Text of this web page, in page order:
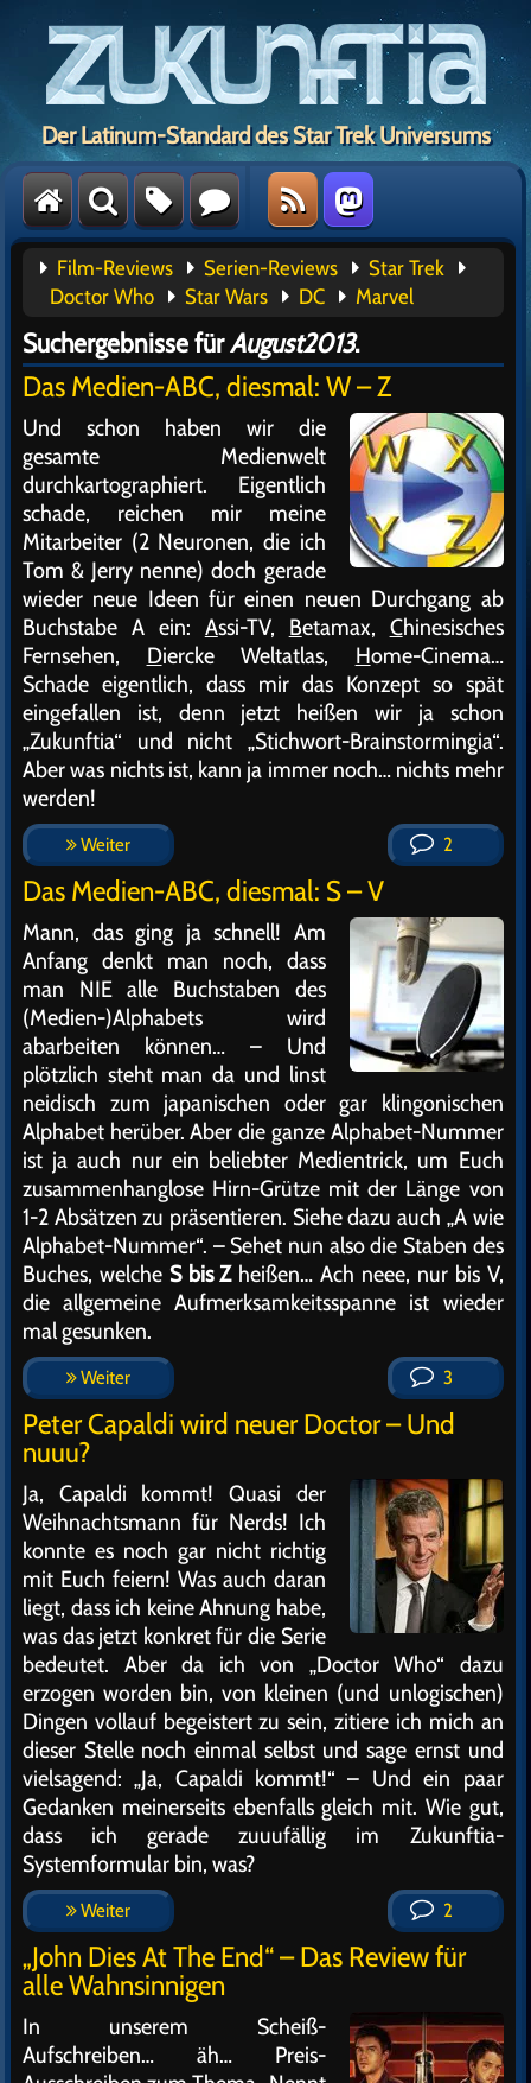
Der Latinum-Standard des Star Trek Universums
Film-Reviews Serien-Reviews
Star Trek
Doctor Who
Star Wars DC Marvel
Suchergebnisse fürAugust2013.
Das Medien-ABC, diesmal: W – Z
Und schon haben wir die
gesamte Medienwelt
durchkartographiert. Eigentlich
schade, reichen mir meine
Mitarbeiter (2 Neuronen, die ich
Tom & Jerry nenne) doch gerade
wieder neue Ideen für einen neuen Durchgang ab
Buchstabe A ein: Assi-TV, Betamax, Chinesisches
Fernsehen, Diercke Weltatlas, Home-Cinema…
Schade eigentlich, dass mir das Konzept so spät
eingefallen ist, denn jetzt heißen wir ja schon
„Zukunftia“ und nicht „Stichwort-Brainstormingia“.
Aber was nichts ist, kann ja immer noch… nichts mehr
werden!
Weiter 2
Das Medien-ABC, diesmal: S – V
Mann, das ging ja schnell! Am
Anfang denkt man noch, dass
man NIE alle Buchstaben des
(Medien-)Alphabets wird
abarbeiten können… – Und
plötzlich steht man da und linst
neidisch zum japanischen oder gar klingonischen
Alphabet herüber. Aber die ganze Alphabet-Nummer
ist ja auch nur ein beliebter Medientrick, um Euch
zusammenhanglose Hirn-Grütze mit der Länge von
1-2 Absätzen zu präsentieren. Siehe dazu auch „A wie
Alphabet-Nummer“. – Sehet nun also die Staben des
Buches, welche S bis Zheißen… Ach neee, nur bis V,
die allgemeine Aufmerksamkeitsspanne ist wieder
mal gesunken.
Weiter 3
Peter Capaldi wird neuer Doctor – Und
nuuu?
Ja, Capaldi kommt! Quasi der
Weihnachtsmann für Nerds! Ich
konnte es noch gar nicht richtig
mit Euch feiern! Was auch daran
liegt, dass ich keine Ahnung habe,
was das jetzt konkret für die Serie
bedeutet. Aber da ich von „Doctor Who“ dazu
erzogen worden bin, von kleinen (und unlogischen)
Dingen vollauf begeistert zu sein, zitiere ich mich an
dieser Stelle noch einmal selbst und sage ernst und
vielsagend: „Ja, Capaldi kommt!“ – Und ein paar
Gedanken meinerseits ebenfalls gleich mit. Wie gut,
dass ich gerade zuuufällig im Zukunftia-
Systemformular bin, was?
Weiter 2
„John Dies At The End“ – Das Review für
alle Wahnsinnigen
In unserem Scheiß-
Aufschreiben… äh… Preis-